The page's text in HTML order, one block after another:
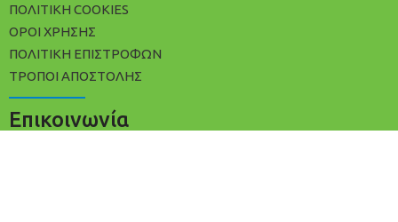
ΠΟΛΊΤΙΚΗ COOKIES
ΌΡΟΙ ΧΡΉΣΗΣ
ΠΟΛΙΤΙΚΉ ΕΠΙΣΤΡΟΦΏΝ
ΤΡΌΠΟΙ ΑΠΟΣΤΟΛΉΣ
Επικοινωνία